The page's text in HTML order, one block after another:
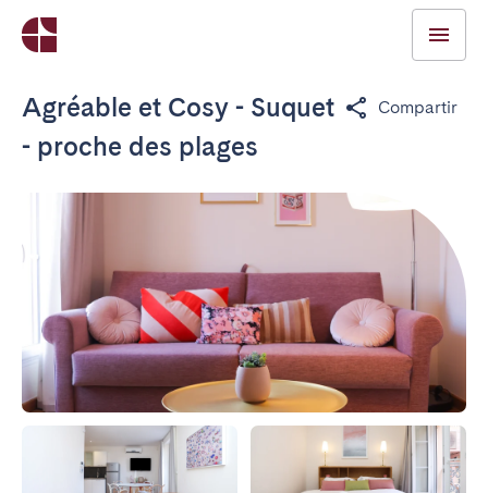
Agréable et Cosy - Suquet
- proche des plages
Compartir